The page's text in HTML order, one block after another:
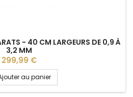
- 40 CM LARGEURS DE 0,9 À
3,2 MM
Prix
299,99 €
au panier